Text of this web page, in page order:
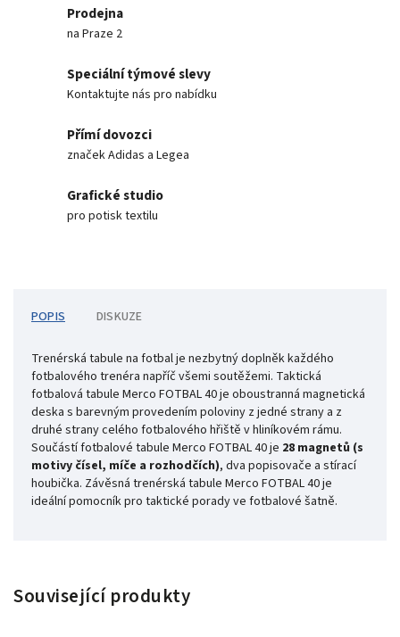
Prodejna
na Praze 2
Speciální týmové slevy
Kontaktujte nás pro nabídku
Přímí dovozci
značek Adidas a Legea
Grafické studio
pro potisk textilu
POPIS DISKUZE
Trenérská tabule na fotbal je nezbytný doplněk každého
fotbalového trenéra napříč všemi soutěžemi. Taktická
fotbalová tabule Merco FOTBAL 40 je oboustranná magnetická
deska s barevným provedením poloviny z jedné strany a z
druhé strany celého fotbalového hřiště v hliníkovém rámu.
Součástí fotbalové tabule Merco FOTBAL 40 je 28 magnetů (s
motivy čísel, míče a rozhodčích), dva popisovače a stírací
houbička. Závěsná trenérská tabule Merco FOTBAL 40 je
ideální pomocník pro taktické porady ve fotbalové šatně.
Související produkty